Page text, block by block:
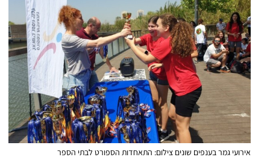
אירועי גמר בענפים שונים צילום: התאחדות הספורט לבתי הספר